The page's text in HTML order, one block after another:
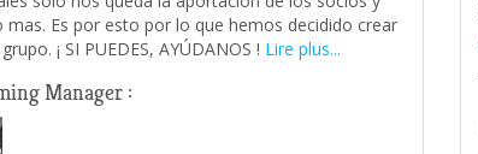
mas. Es por esto por lo que hemos decidido crear
¡ SI PUEDES, AYÚDANOS ! Lire plus...
Manager :